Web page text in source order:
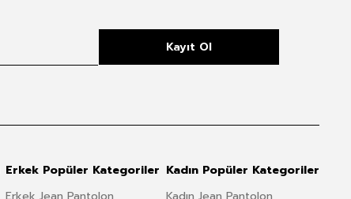
Kayıt Ol
Erkek Popüler Kategoriler Kadın Popüler Kategoriler